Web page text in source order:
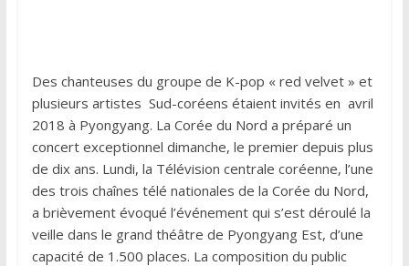
Des chanteuses du groupe de K-pop « red velvet » et
plusieurs artistes Sud-coréens étaient invités en avril
2018 à Pyongyang. La Corée du Nord a préparé un
concert exceptionnel dimanche, le premier depuis plus
de dix ans. Lundi, la Télévision centrale coréenne, l’une
des trois chaînes télé nationales de la Corée du Nord,
a brièvement évoqué l’événement qui s’est déroulé la
veille dans le grand théâtre de Pyongyang Est, d’une
capacité de 1.500 places. La composition du public